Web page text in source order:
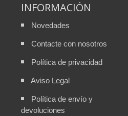
INFORMACIÓN
Novedades
Contacte con nosotros
Política de privacidad
Aviso Legal
Política de envío y
devoluciones